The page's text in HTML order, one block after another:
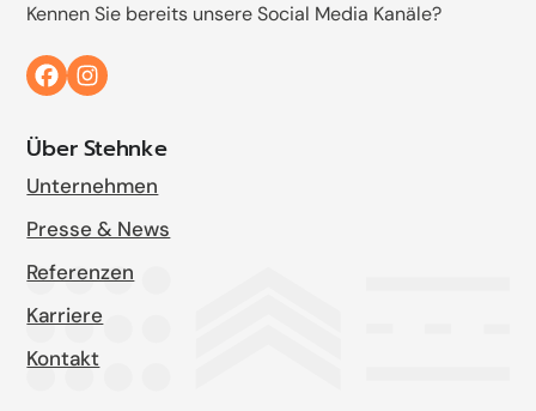
Kennen Sie bereits unsere Social Media Kanäle?
Über Stehnke
Unternehmen
Presse & News
Referenzen
Karriere
Kontakt